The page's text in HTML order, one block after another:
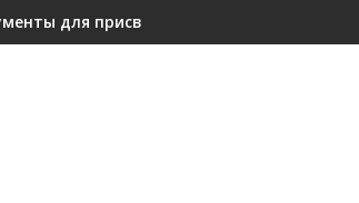
для присвоения, подтверждения